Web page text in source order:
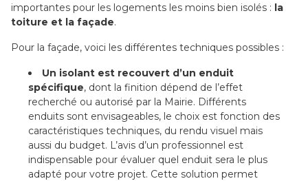
importantes pour les logements les moins bien isolés : la
toiture et la façade.
Pour la façade, voici les différentes techniques possibles :
Un isolant est recouvert d’un enduit
spécifique, dont la finition dépend de l’effet
recherché ou autorisé par la Mairie. Différents
enduits sont envisageables, le choix est fonction des
caractéristiques techniques, du rendu visuel mais
aussi du budget. L’avis d’un professionnel est
indispensable pour évaluer quel enduit sera le plus
adapté pour votre projet. Cette solution permet